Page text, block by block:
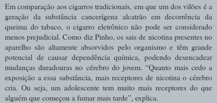
Em comparação aos cigarros tradicionais, em que um dos vilões é a
geração da substância cancerígena alcatrão em decorrência da
queima do tabaco, o cigarro eletrônico não pode ser considerado
menos prejudicial. Como diz Pinho, os sais de nicotina presentes no
aparelho são altamente absorvidos pelo organismo e têm grande
potencial de causar dependência química, podendo desencadear
mudanças duradouras no cérebro do jovem. “Quanto mais cedo a
exposição a essa substância, mais receptores de nicotina o cérebro
cria. Ou seja, um adolescente tem muito mais receptores do que
alguém que começou a fumar mais tarde”, explica.